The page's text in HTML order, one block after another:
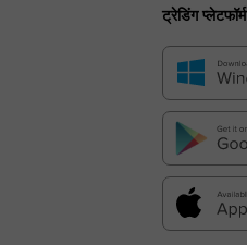
ट्रेडिंग